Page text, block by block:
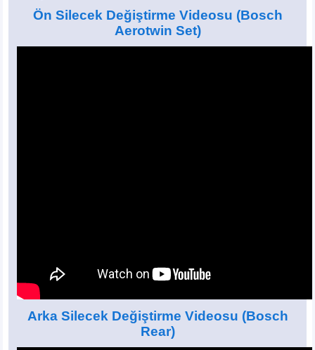
Ön Silecek Değiştirme Videosu (Bosch
Aerotwin Set)
Arka Silecek Değiştirme Videosu (Bosch
Rear)